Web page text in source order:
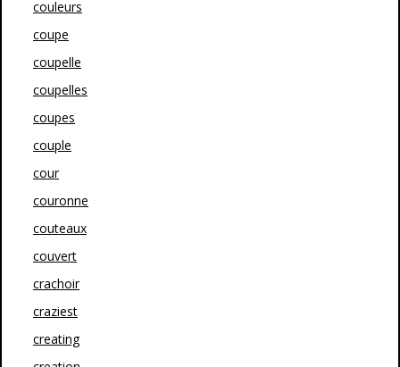
couleurs
coupe
coupelle
coupelles
coupes
couple
cour
couronne
couteaux
couvert
crachoir
craziest
creating